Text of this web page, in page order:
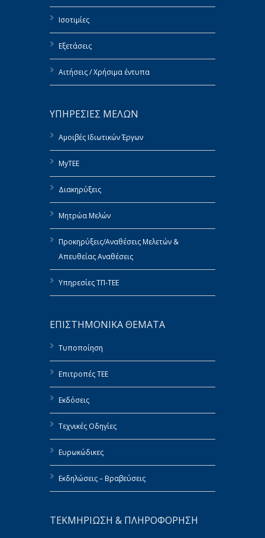
Ισοτιμίες
Εξετάσεις
Αιτήσεις / Χρήσιμα έντυπα
ΥΠΗΡΕΣΙΕΣ ΜΕΛΩΝ
Αμοιβές Ιδιωτικών Έργων
MyTEE
Διακηρύξεις
Μητρώα Μελών
Προκηρύξεις/Αναθέσεις Μελετών &
Απευθείας Αναθέσεις
Υπηρεσίες ΤΠ-ΤΕΕ
ΕΠΙΣΤΗΜΟΝΙΚΑ ΘΕΜΑΤΑ
Τυποποίηση
Επιτροπές ΤΕΕ
Εκδόσεις
Τεχνικές Οδηγίες
Ευρωκώδικες
Εκδηλώσεις – Βραβεύσεις
ΤΕΚΜΗΡΙΩΣΗ & ΠΛΗΡΟΦΟΡΗΣΗ